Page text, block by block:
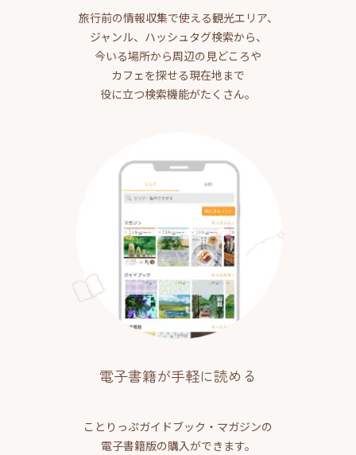
旅行前の情報収集で使える観光エリア、
ジャンル、ハッシュタグ検索から、
今いる場所から周辺の見どころや
カフェを探せる現在地まで
役に立つ検索機能がたくさん。
電子書籍が手軽に読める
ことりっぷガイドブック・マガジンの
電子書籍版の購入ができます。